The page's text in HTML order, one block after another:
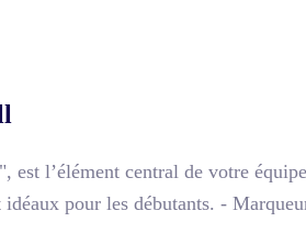
est l’élément central de votre
pour les débutants. -